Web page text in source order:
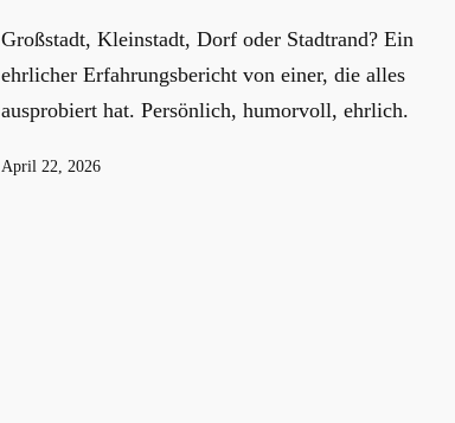
Großstadt, Kleinstadt, Dorf oder Stadtrand? Ein
ehrlicher Erfahrungsbericht von einer, die alles
ausprobiert hat. Persönlich, humorvoll, ehrlich.
Veröffentlicht
April 22, 2026